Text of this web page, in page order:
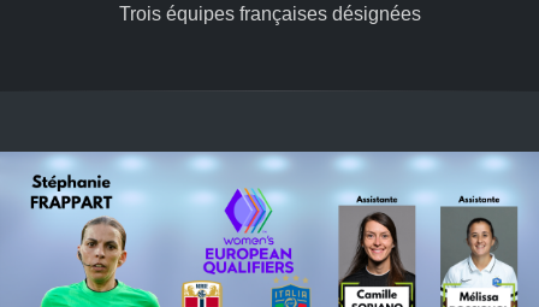
Trois équipes françaises désignées